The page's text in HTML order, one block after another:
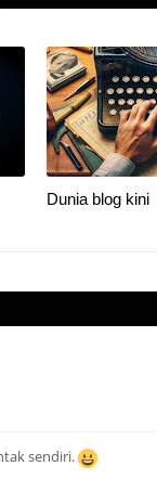
Dunia blog kini
sendiri.